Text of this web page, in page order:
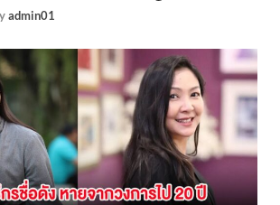
admin01